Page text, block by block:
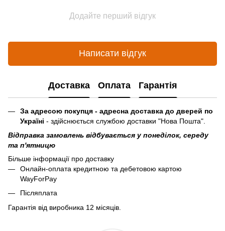
Додайте перший відгук
Написати відгук
Доставка Оплата Гарантія
За адресою покупця - адресна доставка до дверей по
Україні - здійснюється службою доставки "Нова Пошта".
Відправка замовлень відбувається у понеділок, середу
та п'ятницю
Більше інформації про доставку
Онлайн-оплата кредитною та дебетовою картою
WayForPay
Післяплата
Гарантія від виробника 12 місяців.